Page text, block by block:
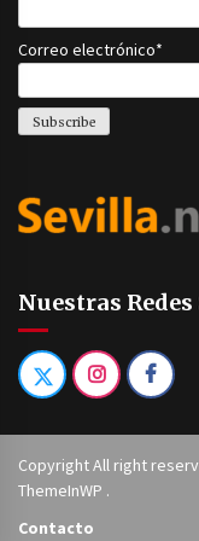
Correo electrónico*
Nuestras Redes
Copyright All right
ThemeInWP .
Contacto